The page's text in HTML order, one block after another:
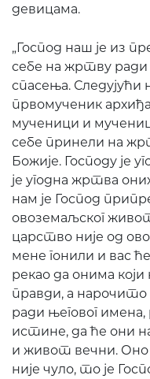
девицама.
„Господ наш је из
себе на жртву ради
спасења. Следујући
првомученик
мученици и
себе принели на
Божије. Господу је
је угодна жртва
нам је Господ
овоземаљског
царство није од
мене гонили и вас
рекао да онима
правди, а нарочито
ради његовог
истине, да ће они
и живот вечни. Оно
није чуло, то је